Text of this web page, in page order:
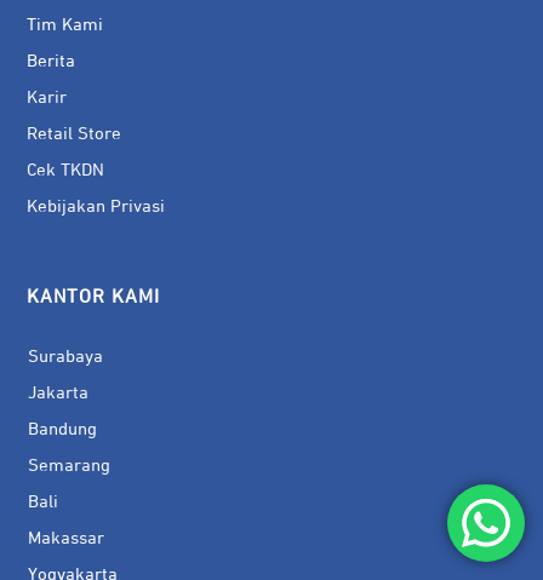
Tim Kami
Berita
Karir
Retail Store
Cek TKDN
Kebijakan Privasi
KANTOR KAMI
Surabaya
Jakarta
Bandung
Semarang
Bali
Makassar
Yogyakarta